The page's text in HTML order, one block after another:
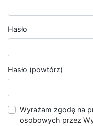
Hasło
Hasło (powtórz)
Wyrażam zgodę na
osobowych przez